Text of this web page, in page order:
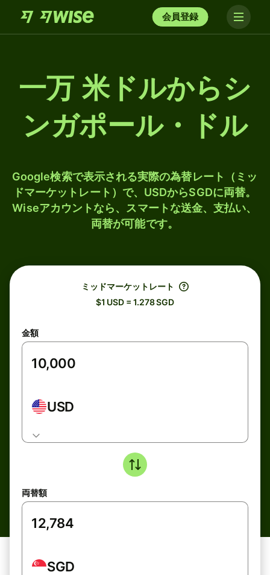
会員登録
一万 米ドルからシ
ンガポール・ドル
Google検索で表示される実際の為替レート（ミッ
ドマーケットレート）で、USDからSGDに両替。
Wiseアカウントなら、スマートな送金、支払い、
両替が可能です。
ミッドマーケットレート
$1 USD = 1.278 SGD
金額
USD
両替額
SGD